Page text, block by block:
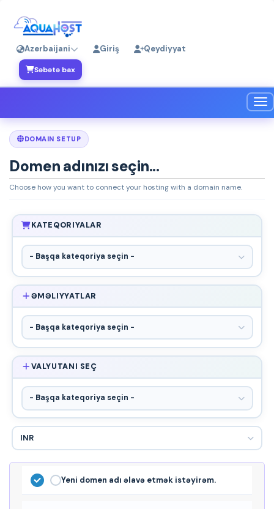
Azerbaijani Giriş Qeydiyyat
Səbətə bax
DOMAIN SETUP
Domen adınızı seçin...
Choose how you want to connect your hosting with a domain name.
KATEQORIYALAR
ƏMƏLIYYATLAR
VALYUTANI SEÇ
Yeni domen adı əlavə etmək istəyirəm.